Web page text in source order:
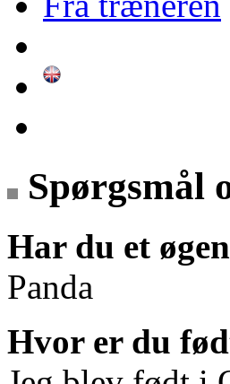
Spørgsmål
Har du et
Panda
Hvor er du